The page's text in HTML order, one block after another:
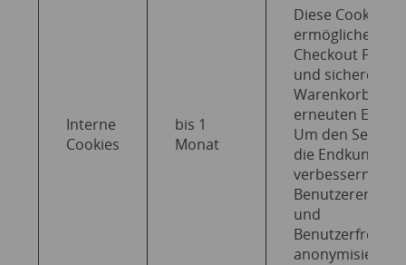
Interne
Cookies
bis 1
Monat
Diese Cookies
ermöglichen die
Checkout
und sicheren
Warenkorb bei
erneuten
Um den
die Endkunden
verbessern,
und
anonymisiert